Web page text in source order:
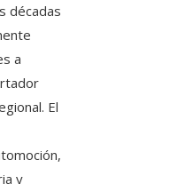
décadas
a
El
y